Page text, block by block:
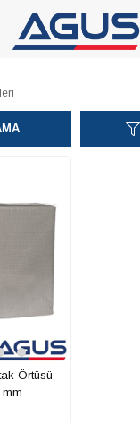
Örtüsü
mm